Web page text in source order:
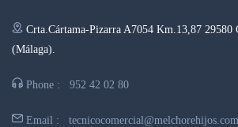
Crta.Cártama-Pizarra A7054 Km.13,87 29580
(Málaga).
Phone : 952 42 02 80
Email : tecnicocomercial@melchorehijos.com